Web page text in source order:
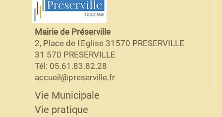
Mairie de Préserville
2, Place de l'Eglise 31570 PRESERVILLE
31 570 PRESERVILLE
Tél: 05.61.83.82.28
accueil@preserville.fr
Vie Municipale
Vie pratique